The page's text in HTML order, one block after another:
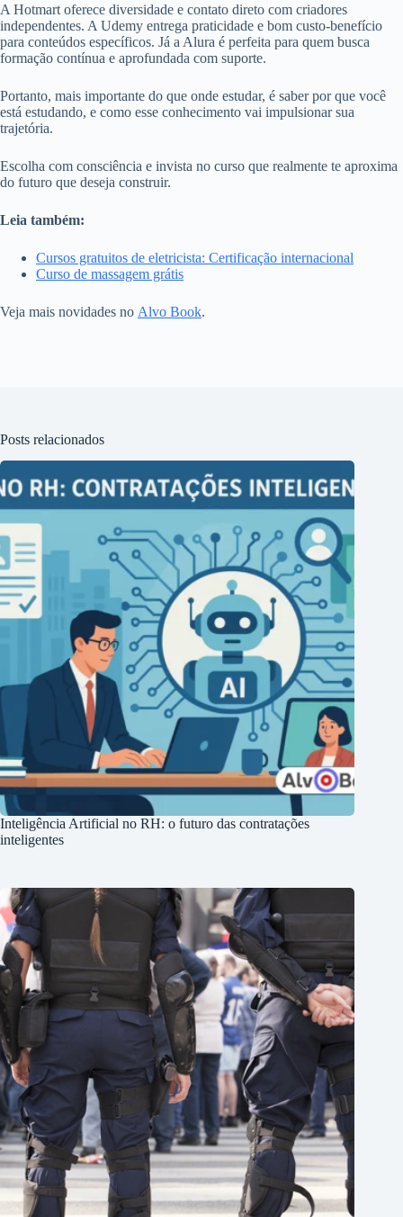
A Hotmart oferece diversidade e contato direto com criadores
independentes. A Udemy entrega praticidade e bom custo-benefício
para conteúdos específicos. Já a Alura é perfeita para quem busca
formação contínua e aprofundada com suporte.
Portanto, mais importante do que onde estudar, é saber por que você
está estudando, e como esse conhecimento vai impulsionar sua
trajetória.
Escolha com consciência e invista no curso que realmente te aproxima
do futuro que deseja construir.
Leia também:
Cursos gratuitos de eletricista: Certificação internacional
Curso de massagem grátis
Veja mais novidades no Alvo Book.
Posts relacionados
Inteligência Artificial no RH: o futuro das contratações
inteligentes